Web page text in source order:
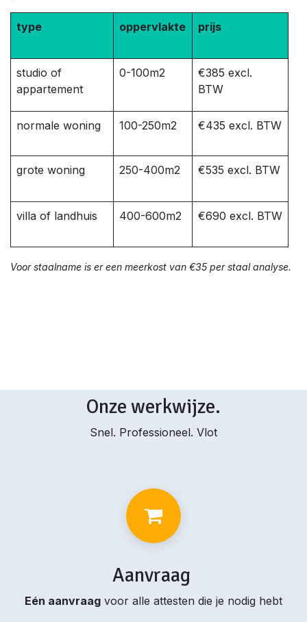
type oppervlakte prijs
studio of
appartement
0-100m2
€385 excl.
BTW
normale woning 100-250m2 €435 excl. BTW
grote woning 250-400m2 €535 excl. BTW
villa of landhuis 400-600m2 €690 excl. BTW
Voor staalname is er een meerkost van €35 per staal analyse.
Onze werkwijze.
Snel. Professioneel. Vlot
Aanvraag
Eén aanvraag voor alle attesten die je nodig hebt